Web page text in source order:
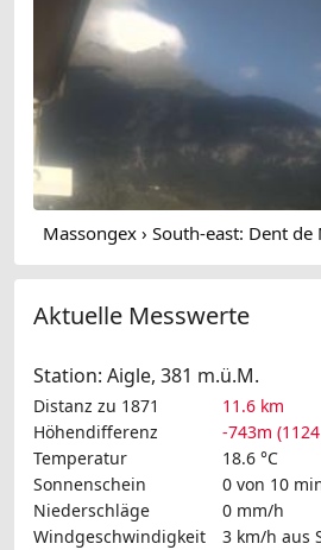
Aktuelle Messwerte
Station: Aigle, 381 m.ü.M.
Distanz zu 1871
11.6 km
Höhendifferenz
-743m
Temperatur
18.6 °C
Sonnenschein
0 von 10
Niederschläge
0 mm/h
Windgeschwindigkeit
3 km/h aus